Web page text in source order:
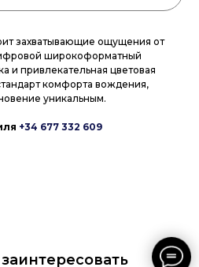
захватывающие ощущения от
широкоформатный
и привлекательная цветовая
комфорта вождения,
уникальным.
+34 677 332 609